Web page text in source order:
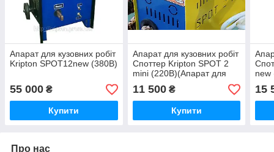
Апарат для кузовних робіт
Kripton SPOT12new (380В)
55 000 ₴
Купити
Апарат для кузовних робіт
Споттер Kripton SPOT 2
mini (220В)(Апарат для
точкового рихтування)
11 500₴
Купити
new
15
Про нас